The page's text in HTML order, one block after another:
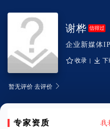
谢桦 信得过
企业新媒体
 收录  下
暂无评价 去评价 
专家资质 